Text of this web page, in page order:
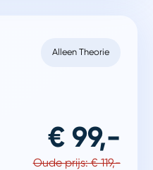
Alleen Theorie
€ 99,-
Oude prijs: € 119,-